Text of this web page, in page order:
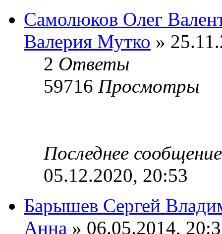
Самолюков Олег
Валерия Мутко »
2 Ответы
59716 Просмотры
Последнее
05.12.2020, 20:53
Барышев Сергей
Анна » 06.05.2014,